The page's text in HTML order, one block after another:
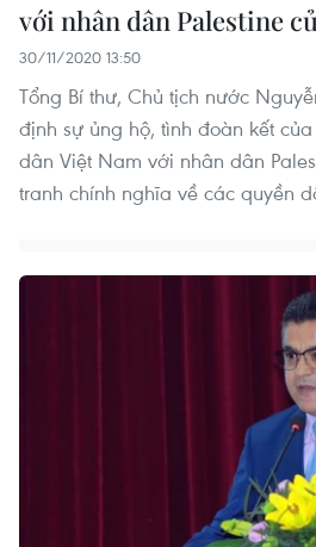
với nhân dân Palestine
30/11/2020 13:50
Tổng Bí thư, Chủ tịch nước
định sự ủng hộ, tình đoàn kết
dân Việt Nam với nhân dân
tranh chính nghĩa về các quyền